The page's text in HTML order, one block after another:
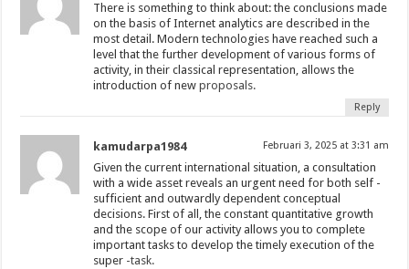
There is something to think about: the conclusions made
on the basis of Internet analytics are described in the
most detail. Modern technologies have reached such a
level that the further development of various forms of
activity, in their classical representation, allows the
introduction of new proposals.
Reply
kamudarpa1984 Februari 3, 2025 at 3:31 am
Given the current international situation, a consultation
with a wide asset reveals an urgent need for both self -
sufficient and outwardly dependent conceptual
decisions. First of all, the constant quantitative growth
and the scope of our activity allows you to complete
important tasks to develop the timely execution of the
super -task.